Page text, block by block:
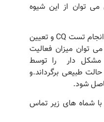
می توان از این شیوه
پس از ارزیابی های بالینی و انجام تست CQ و تعیین
توان میزان فعالیت
مشکل دار را توسط
طبیعی برگرداند.و
شود.
شماه های زیر تماس